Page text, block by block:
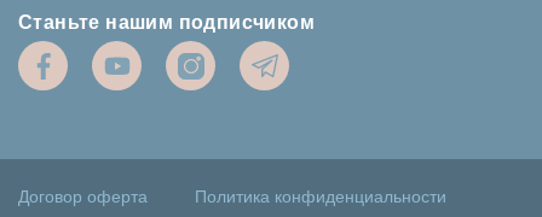
Станьте нашим подписчиком
Договор оферта
Политика конфиденциальности